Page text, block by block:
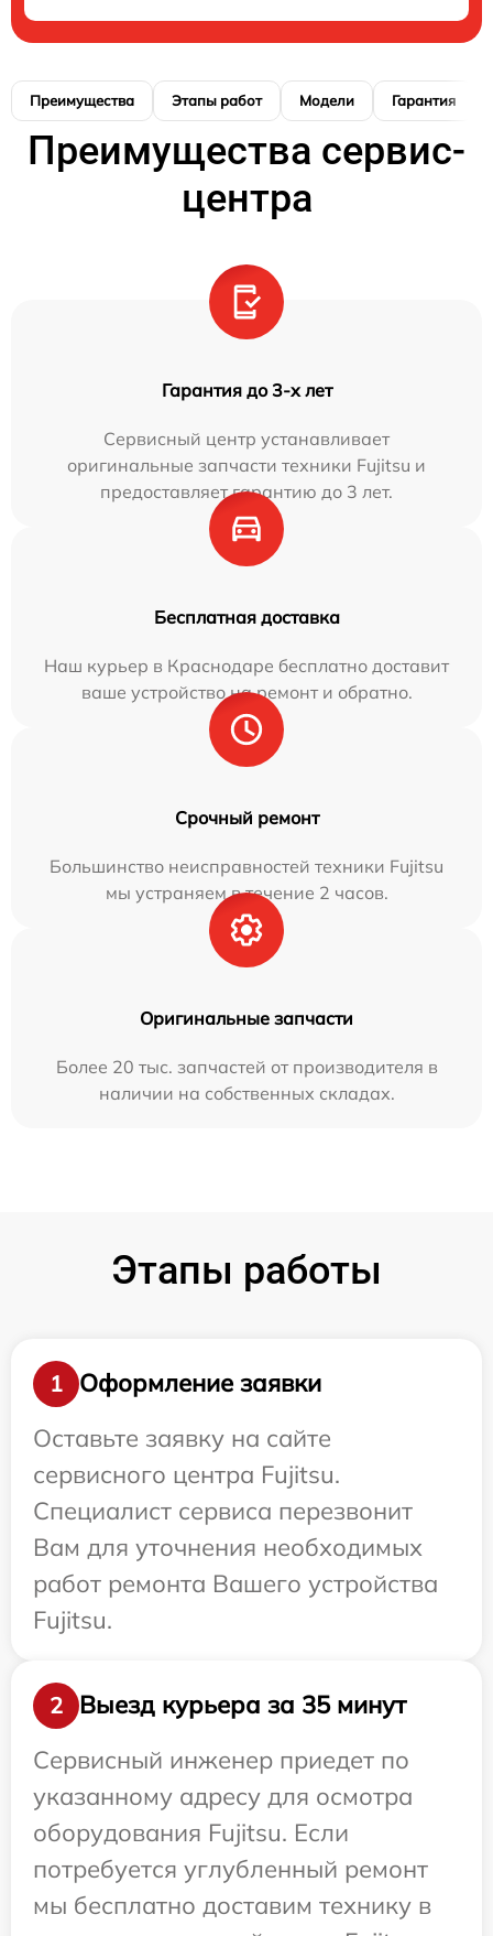
Преимущества Этапы работ Модели Гарантия
Преимущества сервис-
центра
Гарантия до 3-х лет
Сервисный центр устанавливает
оригинальные запчасти техники Fujitsu и
предоставляет гарантию до 3 лет.
Бесплатная доставка
Наш курьер в Краснодаре бесплатно доставит
ваше устройство на ремонт и обратно.
Срочный ремонт
Большинство неисправностей техники Fujitsu
мы устраняем в течение 2 часов.
Оригинальные запчасти
Более 20 тыс. запчастей от производителя в
наличии на собственных складах.
Этапы работы
1
Оформление заявки
Оставьте заявку на сайте
сервисного центра Fujitsu.
Специалист сервиса перезвонит
Вам для уточнения необходимых
работ ремонта Вашего устройства
Fujitsu.
2
Выезд курьера за 35 минут
Сервисный инженер приедет по
указанному адресу для осмотра
оборудования Fujitsu. Если
потребуется углубленный ремонт
мы бесплатно доставим технику в